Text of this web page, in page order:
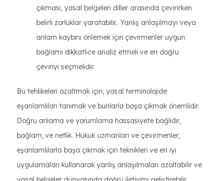
çıkması, yasal belgeleri diller arasında çevirirken
belirli zorluklar yaratabilir.. Yanlış anlaşılmayı veya
anlam kaybını önlemek için çevirmenler uygun
bağlamı dikkatlice analiz etmeli ve en doğru
çeviriyi seçmelidir.
Bu tehlikeleri azaltmak için, yasal terminolojide
eşanlamlıları tanımak ve bunlarla başa çıkmak önemlidir.
Doğru anlama ve yorumlama hassasiyete bağlıdır,
bağlam, ve netlik. Hukuk uzmanları ve çevirmenler,
eşanlamlılarla başa çıkmak için teknikleri ve en iyi
uygulamaları kullanarak yanlış anlaşılmaları azaltabilir ve